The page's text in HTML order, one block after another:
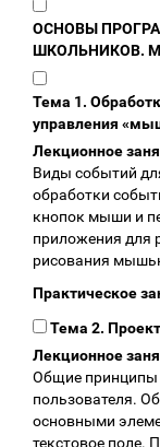
ОСНОВЫ
ШКОЛЬНИКОВ.
Тема 1.
управления
Лекционное
Виды событий
обработки
кнопок мыши и
приложения для
рисования
Практическое
Тема 2.
Лекционное
Общие принципы
пользователя.
основными
текстовое поле.